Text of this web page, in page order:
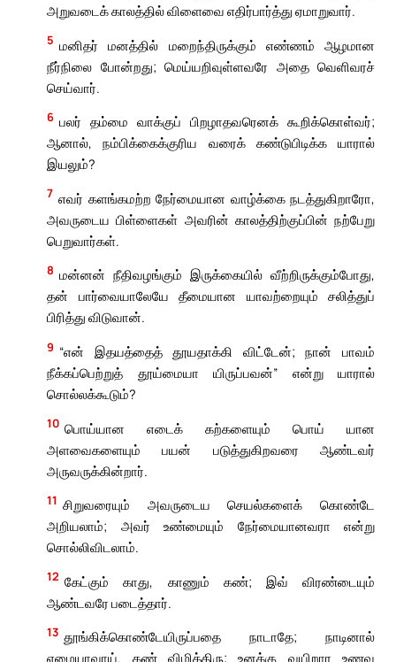
அறுவடைக் காலத்தில் விளைவை எதிர்பார்த்து ஏமாறுவார்.
5 மனிதர் மனத்தில் மறைந்திருக்கும் எண்ணம் ஆழமான
நீர்நிலை போன்றது; மெய்யறிவுள்ளவரே அதை வெளிவரச்
செய்வார்.
6 பலர் தம்மை வாக்குப் பிறழாதவரெனக் கூறிக்கொள்வர்;
ஆனால், நம்பிக்கைக்குரிய வரைக் கண்டுபிடிக்க யாரால்
இயலும்?
7 எவர் களங்கமற்ற நேர்மையான வாழ்க்கை நடத்துகிறாரோ,
அவருடைய பிள்ளைகள் அவரின் காலத்திற்குப்பின் நற்பேறு
பெறுவார்கள்.
8 மன்னன் நீதிவழங்கும் இருக்கையில் வீற்றிருக்கும்போது,
தன் பார்வையாலேயே தீமையான யாவற்றையும் சலித்துப்
பிரித்து விடுவான்.
9 “என் இதயத்தைத் தூயதாக்கி விட்டேன்; நான் பாவம்
நீக்கப்பெற்றுத் தூய்மையா யிருப்பவன்” என்று யாரால்
சொல்லக்கூடும்?
10 பொய்யான எடைக் கற்களையும் பொய் யான
அளவைகளையும் பயன் படுத்துகிறவரை ஆண்டவர்
அருவருக்கின்றார்.
11 சிறுவரையும் அவருடைய செயல்களைக் கொண்டே
அறியலாம்; அவர் உண்மையும் நேர்மையானவரா என்று
சொல்லிவிடலாம்.
12 கேட்கும் காது, காணும் கண்; இவ் விரண்டையும்
ஆண்டவரே படைத்தார்.
13 தூங்கிக்கொண்டேயிருப்பதை நாடாதே; நாடினால்
ஏழையாவாய். கண் விழித்திரு; உனக்கு வயிறார உணவு